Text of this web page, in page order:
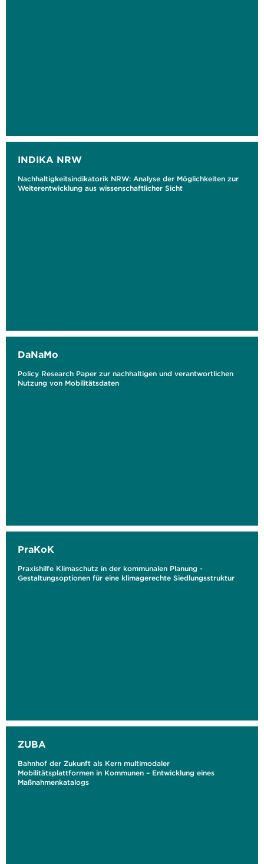
INDIKA NRW
Nachhaltigkeitsindikatorik NRW: Analyse der Möglichkeiten zur
Weiterentwicklung aus wissenschaftlicher Sicht
DaNaMo
Policy Research Paper zur nachhaltigen und verantwortlichen
Nutzung von Mobilitätsdaten
PraKoK
Praxishilfe Klimaschutz in der kommunalen Planung -
Gestaltungsoptionen für eine klimagerechte Siedlungsstruktur
ZUBA
Bahnhof der Zukunft als Kern multimodaler
Mobilitätsplattformen in Kommunen – Entwicklung eines
Maßnahmenkatalogs